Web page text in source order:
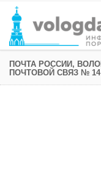
ПОЧТА РОССИИ,
ПОЧТОВОЙ СВЯЗ № 14